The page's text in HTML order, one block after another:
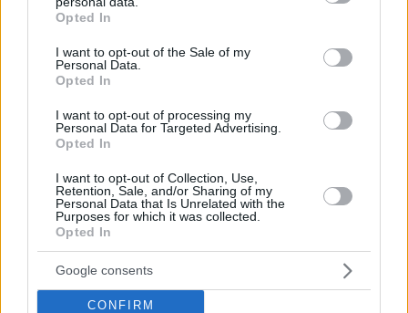
grant or deny consent to Google and its third-party tags to
use your data for below specified purposes in below Google
consent section.
Opted In
I want to opt-out of the Sale of my
Personal Data.
Opted In
I want to opt-out of processing my
Personal Data for Targeted Advertising.
Opted In
I want to opt-out of Collection, Use,
Retention, Sale, and/or Sharing of my
Personal Data that Is Unrelated with the
Purposes for which it was collected.
Opted In
Google consents
CONFIRM
Καρέ-καρέ η ανάλυση του τροχαίου στις Σέρρες
με νεκρούς μητέρα και γιο: Τι λέει
πραγματογνώμονας στο protothema
08.08.2026, 08:36